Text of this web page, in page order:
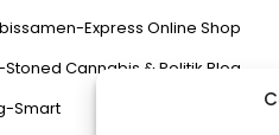
Express Online Shop
Cannabis & Politik Blog
Smart